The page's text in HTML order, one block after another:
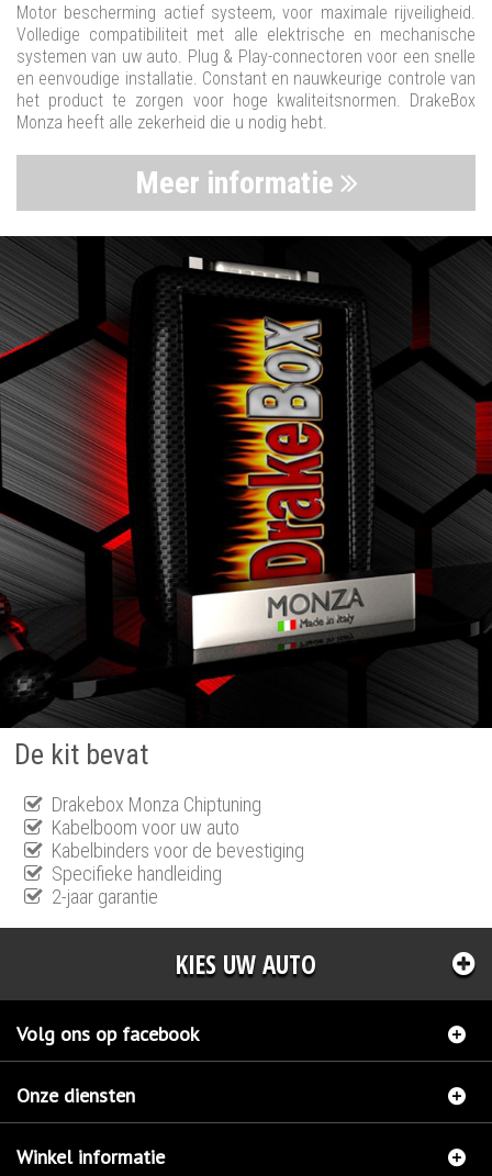
Motor bescherming actief systeem, voor maximale rijveiligheid.
Volledige compatibiliteit met alle elektrische en mechanische
systemen van uw auto. Plug & Play-connectoren voor een snelle
en eenvoudige installatie. Constant en nauwkeurige controle van
het product te zorgen voor hoge kwaliteitsnormen. DrakeBox
Monza heeft alle zekerheid die u nodig hebt.
Meer informatie
De kit bevat
Drakebox Monza Chiptuning
Kabelboom voor uw auto
Kabelbinders voor de bevestiging
Specifieke handleiding
2-jaar garantie
KIES UW AUTO
Volg ons op facebook
Onze diensten
Winkel informatie